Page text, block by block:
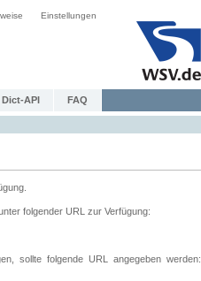
Einstellungen
Dict-API FAQ
folgender URL zur Verfügung:
sollte folgende URL angegeben werden: